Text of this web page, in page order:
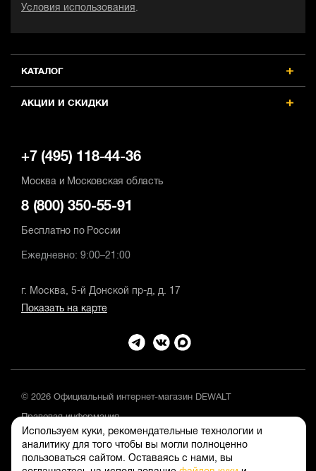
Используем куки, рекомендательные технологии и
аналитику для того чтобы вы могли полноценно
пользоваться сайтом. Оставаясь с нами, вы
КАТАЛОГ
АКЦИИ И СКИДКИ
Условия использования .
+7 (495) 118-44-36
Москва и Московская область
8 (800) 350-55-91
Бесплатно по России
Ежедневно: 9:00–21:00
г. Москва, 5-й Донской пр-д, д. 17
Показать на карте
© 2026 Официальный интернет-магазин DEWALT
Правовая информация
Положение об обработке и защите персональных данных